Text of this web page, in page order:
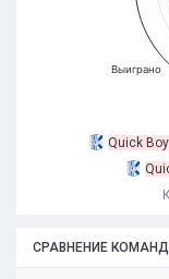
Выиграно
Quick
СРАВНЕНИЕ КОМАНД